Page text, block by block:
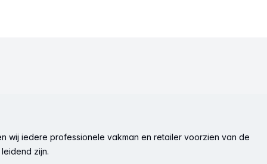
wij iedere professionele vakman en retailer voorzien van de
zijn.